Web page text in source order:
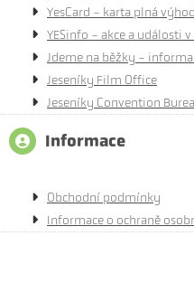
YesCard - karta plná výhod
YESinfo - akce a události v
Jdeme na běžky -
Jeseníky Film Office
Jeseníky Convention
Informace
Obchodní podmínky
Informace o ochraně